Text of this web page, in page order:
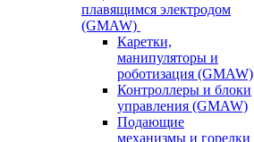
плавящимся электродом
(GMAW)
Каретки,
манипуляторы и
роботизация (GMAW)
Контроллеры и блоки
управления (GMAW)
Подающие
механизмы и горелки